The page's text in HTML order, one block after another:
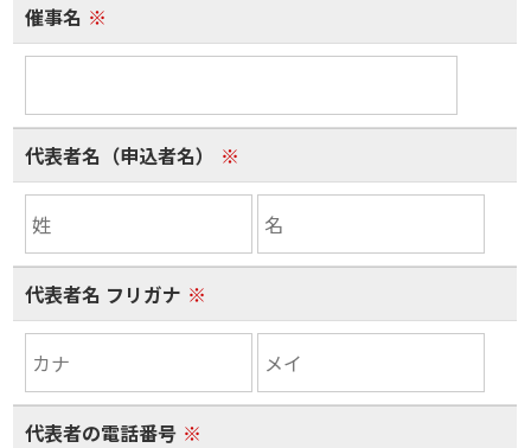
催事名 ※
代表者名（申込者名） ※
代表者名 フリガナ ※
代表者の電話番号 ※